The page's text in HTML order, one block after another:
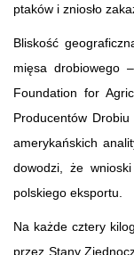
ptaków i zniosło
Bliskość
mięsa drobiowego
Foundation for
Producentów
amerykańskich
dowodzi, że
polskiego eksportu.
Na każde cztery
przez Stany